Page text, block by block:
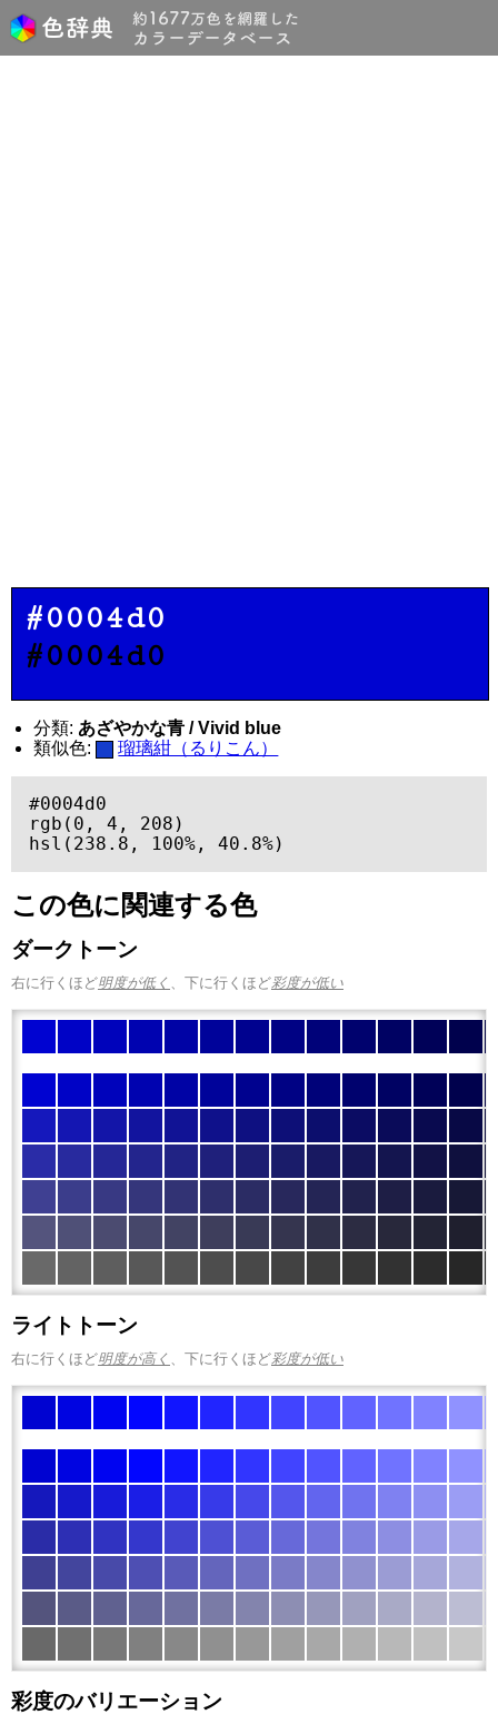
#0004d0
#0004d0
分類: あざやかな青 / Vivid blue
類似色:
瑠璃紺（るりこん）
#0004d0
rgb(0, 4, 208)
hsl(238.8, 100%, 40.8%)
この色に関連する色
ダークトーン
右に行くほど明度が低く 、下に行くほど彩度が低い
ライトトーン
右に行くほど明度が高く 、下に行くほど彩度が低い
彩度のバリエーション